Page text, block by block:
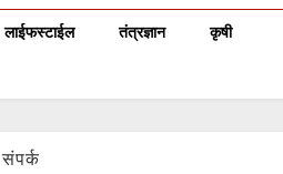
लाईफस्टाईल तंत्रज्ञान कृषी
संपर्क